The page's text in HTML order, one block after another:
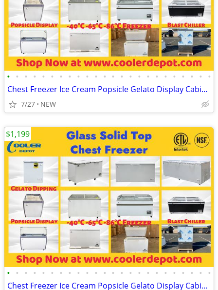
• • • • • • • • • • • • • • • • • • • • • • • •
Chest Freezer Ice Cream Popsicle Gelato Display Cabinet
7/27 NEW
• • • • • • • • • • • • • • • • • • • • • • • •
Chest Freezer Ice Cream Popsicle Gelato Display Cabinet
$1,199